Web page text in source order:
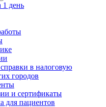
1 день
в налоговую
городов
и сертификаты
для пациентов